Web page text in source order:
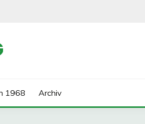
1968 Archiv